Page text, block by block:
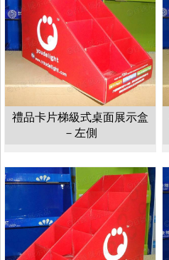
禮品卡片梯級式桌面展示盒
－左側